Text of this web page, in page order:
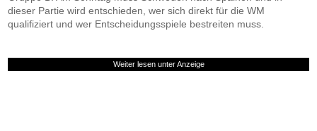
dieser Partie wird entschieden, wer sich direkt für die WM
qualifiziert und wer Entscheidungsspiele bestreiten muss.
Weiter lesen unter Anzeige